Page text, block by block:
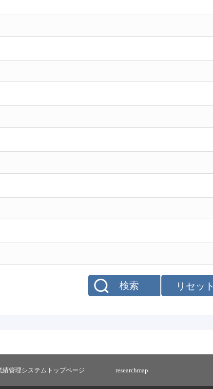
リセット
検索
績管理システムトップページ researchmap